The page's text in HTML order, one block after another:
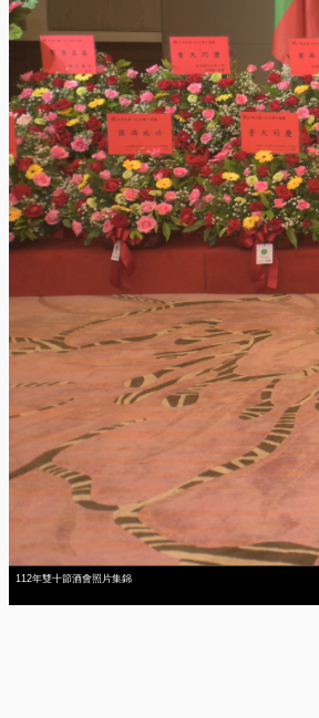
112年雙十節酒會照片集錦